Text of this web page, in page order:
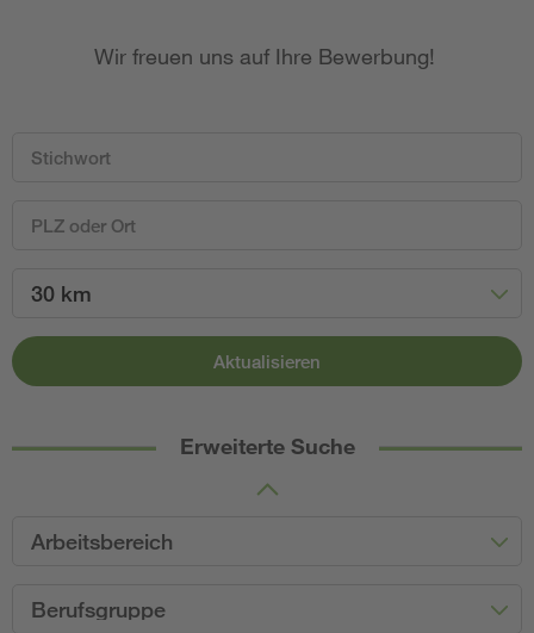
Wir freuen uns auf Ihre Bewerbung!
30 km
Aktualisieren
Erweiterte Suche
Arbeitsbereich
Berufsgruppe